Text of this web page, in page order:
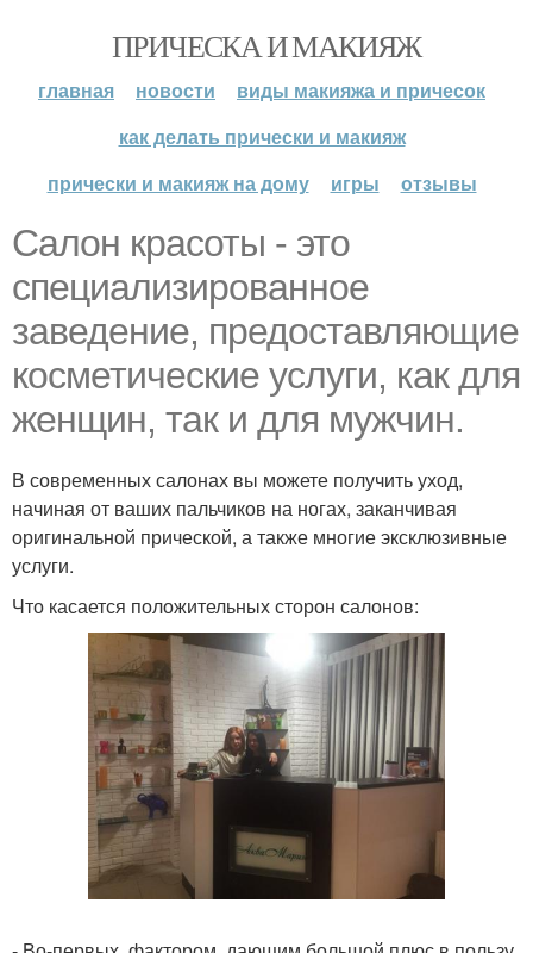
ПРИЧЕСКА И МАКИЯЖ
главная новости
виды макияжа и причесок
как делать прически и макияж
прически и макияж на дому
игры отзывы
Салон красоты - это
специализированное
заведение, предоставляющие
косметические услуги, как для
женщин, так и для мужчин.
В современных салонах вы можете получить уход,
начиная от ваших пальчиков на ногах, заканчивая
оригинальной прической, а также многие эксклюзивные
услуги.
Что касается положительных сторон салонов: